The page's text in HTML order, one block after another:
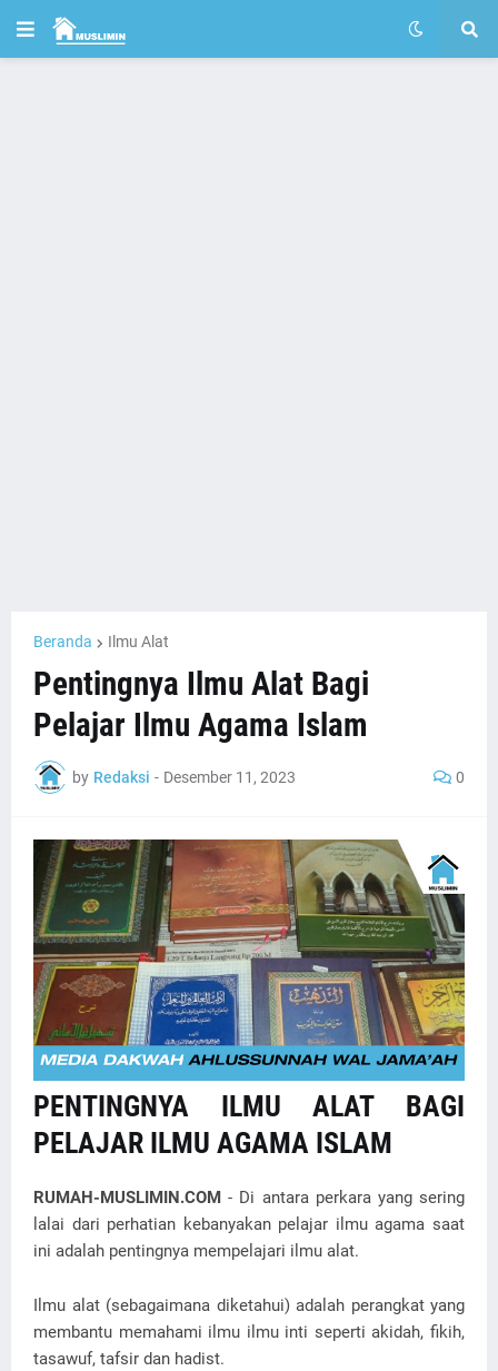
Beranda Ilmu Alat
Pentingnya Ilmu Alat Bagi
Pelajar Ilmu Agama Islam
by Redaksi - Desember 11, 2023 0
PENTINGNYA ILMU ALAT BAGI
PELAJAR ILMU AGAMA ISLAM
RUMAH-MUSLIMIN.COM - Di antara perkara yang sering
lalai dari perhatian kebanyakan pelajar ilmu agama saat
ini adalah pentingnya mempelajari ilmu alat.
Ilmu alat (sebagaimana diketahui) adalah perangkat yang
membantu memahami ilmu ilmu inti seperti akidah, fikih,
tasawuf, tafsir dan hadist.